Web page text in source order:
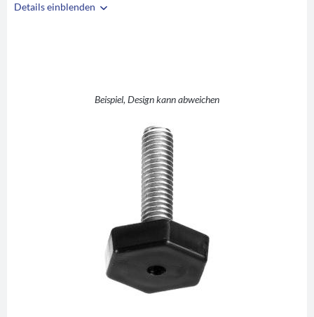
Details einblenden
Beispiel, Design kann abweichen